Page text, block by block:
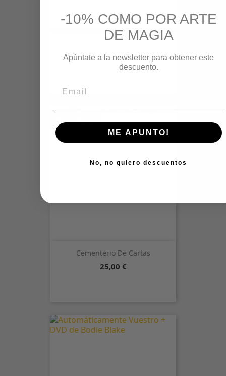
Precio
22,00 €
Cementerio De Cartas
Precio
25,00 €
-10% COMO POR ARTE
DE MAGIA
Apúntate a la newsletter para obtener este
descuento.
ME APUNTO!
No, no quiero descuentos